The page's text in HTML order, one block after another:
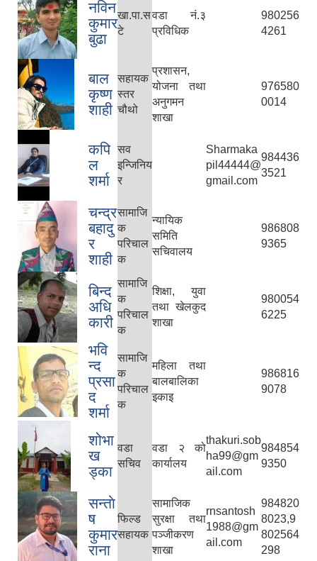
नविन
कुमार
बुढा
खा.पा.स
टे
वडा नं.३
प्रविधिक
980256
4261
बाल
कृष्ण
शाही
सहायक
स्तर
चौथो
प्रशासन,
योजना तथा
अनुगमन
शाखा
976580
0014
कपि
ल
शर्मा
सव
इन्जिनिय
र
Sharmaka
pil44444@
gmail.com
984436
3521
चन्द्र
बहादु
र
शाही
सामाजि
क
परिचाल
क
न्यायिक
समिति
सचिवालय
986808
9365
बिन्द
अधि
कारी
सामाजि
क
परिचाल
क
शिक्षा, युवा
तथा खेलकुद
शाखा
980054
6225
भवि
न्द
प्रसा
द
शर्मा
सामाजि
क
परिचाल
क
महिला तथा
बालबालिका
इकाइ
986816
9078
शोभा
ख
ड्का
वडा
सचिव
वडा २ को
कार्यालय
thakuri.sob
ha99@gm
ail.com
984854
9350
सन्ताे
ष
कुमार
राना
फिल्ड
सहायक
सामाजिक
सुरक्षा तथा
पञ्जीकरण
शाखा
rnsantosh
1988@gm
ail.com
984820
8023,9
802564
298